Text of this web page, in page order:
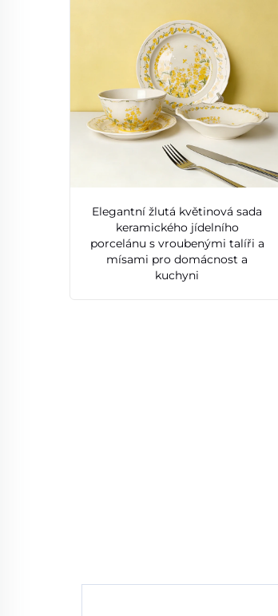
Elegantní žlutá květinová sada
keramického jídelního
porcelánu s vroubenými talíři a
mísami pro domácnost a
kuchyni